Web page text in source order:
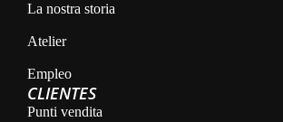
La nostra storia
Atelier
Empleo
CLIENTES
Punti vendita